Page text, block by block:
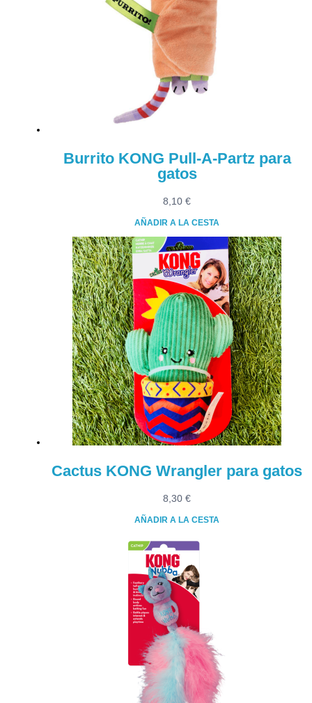
Burrito KONG Pull-A-Partz para
gatos
8,10 €
AÑADIR A LA CESTA
Cactus KONG Wrangler para gatos
8,30 €
AÑADIR A LA CESTA